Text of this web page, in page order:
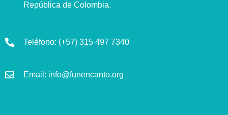
República de Colombia.
Teléfono:(+57) 315 497 7340
Email: info@funencanto.org